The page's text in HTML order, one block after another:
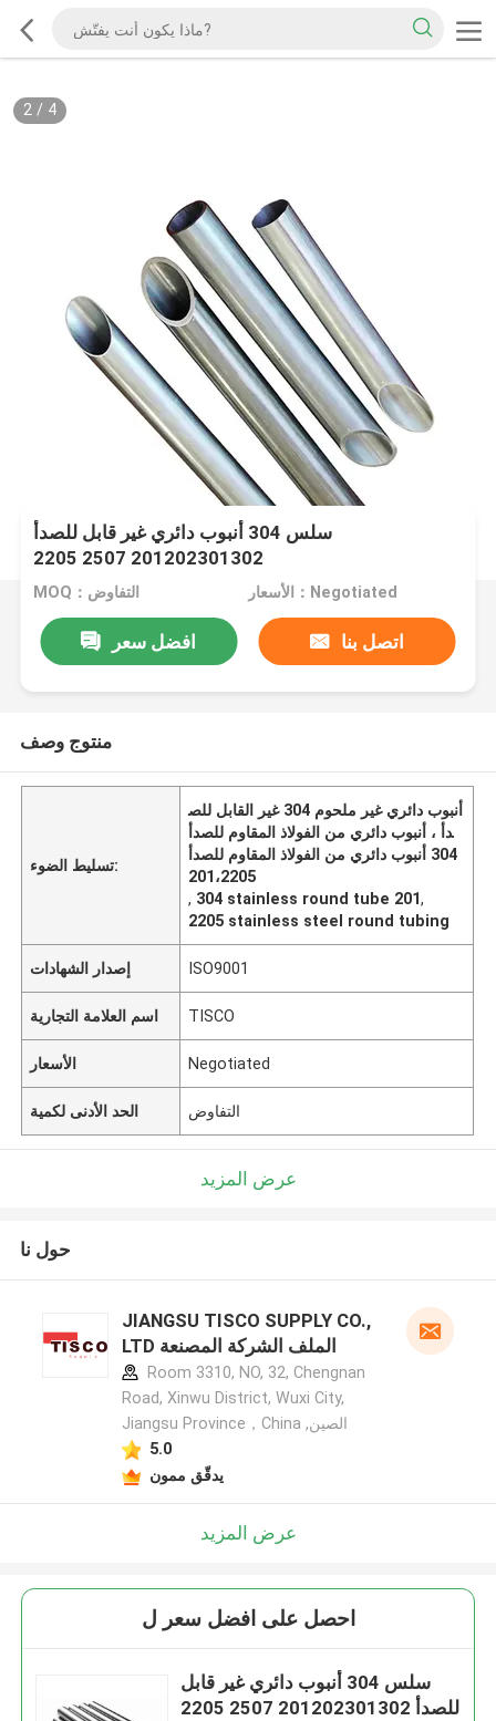
2/ 4
سلس 304 أنبوب دائري غير قابل للصدأ
201202301302 2507 2205
MOQ：التفاوض الأسعار：Negotiated
افضل سعر اتصل بنا
منتوج وصف
تسليط الضوء:
أنبوب دائري غير ملحوم 304 غير القابل للص
دأ ، أنبوب دائري من الفولاذ المقاوم للصدأ
304 أنبوب دائري من الفولاذ المقاوم للصدأ
201،2205
, 304 stainless round tube 201,
2205 stainless steel round tubing
إصدار الشهادات ISO9001
اسم العلامة التجارية TISCO
الأسعار Negotiated
الحد الأدنى لكمية التفاوض
عرض المزيد
حول نا
JIANGSU TISCO SUPPLY CO.,
LTD الملف الشركة المصنعة
Room 3310, NO, 32, Chengnan
Road, Xinwu District, Wuxi City,
Jiangsu Province，China ,الصين
5.0
يدقّق ممون
عرض المزيد
احصل على افضل سعر ل
سلس 304 أنبوب دائري غير قابل
للصدأ 201202301302 2507 2205